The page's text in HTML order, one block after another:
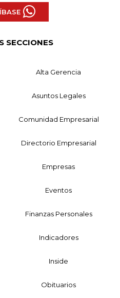
SECCIONES
Alta Gerencia
Asuntos Legales
Comunidad Empresarial
Directorio Empresarial
Empresas
Eventos
Finanzas Personales
Indicadores
Inside
Obituarios